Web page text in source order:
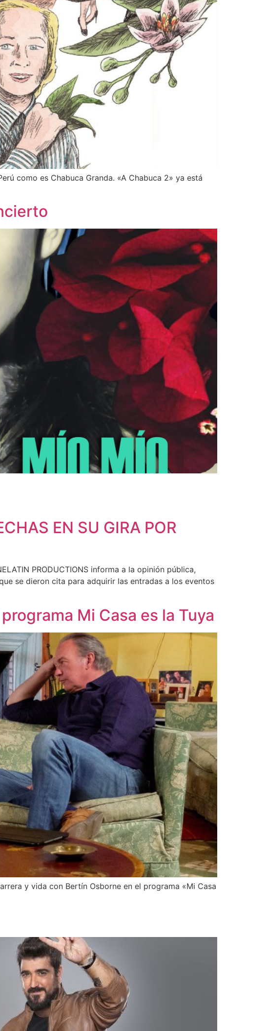
como es Chabuca Granda. «A Chabuca 2» ya está
EN SU GIRA POR
PRODUCTIONS informa a la opinión pública,
se dieron cita para adquirir las entradas a los eventos
Mi Casa es la Tuya
y vida con Bertín Osborne en el programa «Mi Casa